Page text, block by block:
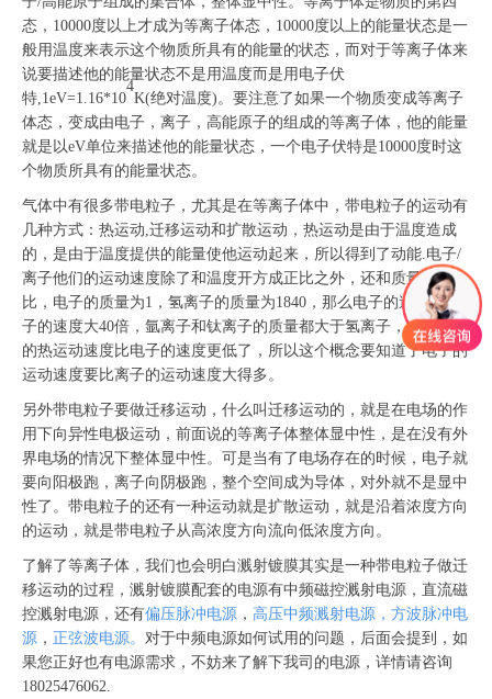
态，10000度以上才成为等离子体态，10000度以上的能量状态是一
般用温度来表示这个物质所具有的能量的状态，而对于等离子体来
说要描述他的能量状态不是用温度而是用电子伏
特,1eV=1.16*10
4
K(绝对温度)。要注意了如果一个物质变成等离子
体态，变成由电子，离子，高能原子的组成的等离子体，他的能量
就是以eV单位来描述他的能量状态，一个电子伏特是10000度时这
个物质所具有的能量状态。
气体中有很多带电粒子，尤其是在等离子体中，带电粒子的运动有
几种方式：热运动,迁移运动和扩散运动，热运动是由于温度造成
的，是由于温度提供的能量使他运动起来，所以得到了动能.电子/
离子他们的运动速度除了和温度开方成正比之外，还和质量成反
比，电子的质量为1，氢离子的质量为1840，那么电子的速度比离
子的速度大40倍，氩离子和钛离子的质量都大于氢离子，所以他们
的热运动速度比电子的速度更低了，所以这个概念要知道了电子的
运动速度要比离子的运动速度大得多。
另外带电粒子要做迁移运动，什么叫迁移运动的，就是在电场的作
用下向异性电极运动，前面说的等离子体整体显中性，是在没有外
界电场的情况下整体显中性。可是当有了电场存在的时候，电子就
要向阳极跑，离子向阴极跑，整个空间成为导体，对外就不是显中
性了。带电粒子的还有一种运动就是扩散运动，就是沿着浓度方向
的运动，就是带电粒子从高浓度方向流向低浓度方向。
了解了等离子体，我们也会明白溅射镀膜其实是一种带电粒子做迁
移运动的过程，溅射镀膜配套的电源有中频磁控溅射电源，直流磁
控溅射电源，还有偏压脉冲电源 ， 高压中频溅射电源 ， 方波脉冲电
源 ， 正弦波电源 。 对于中频电源如何试用的问题，后面会提到，如
果您正好也有电源需求，不妨来了解下我司的电源，详情请咨询
18025476062.